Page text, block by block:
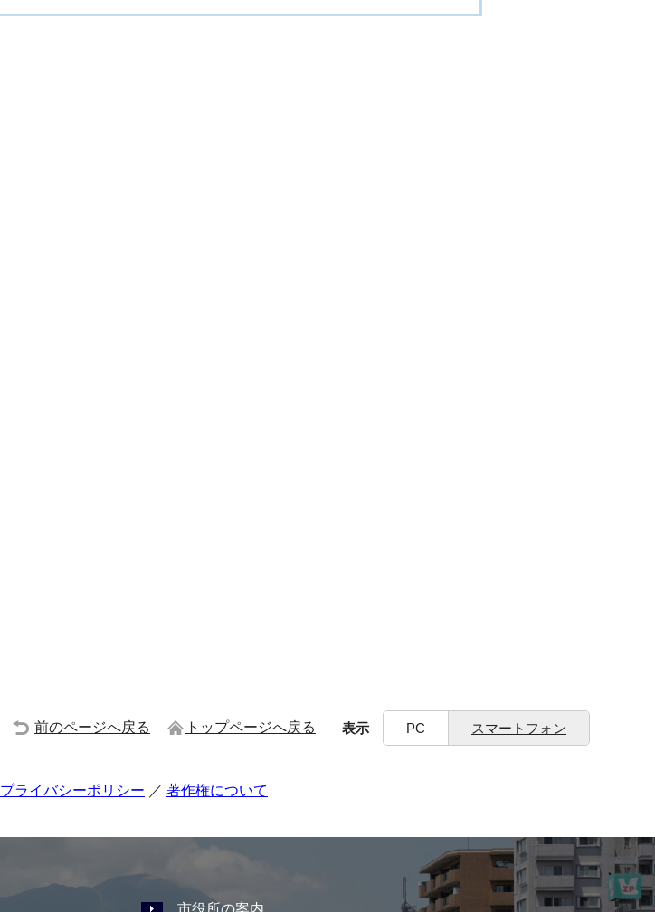
前のページへ戻る トップページへ戻る 表示 PC スマートフォン
プライバシーポリシー 著作権について
市役所の案内